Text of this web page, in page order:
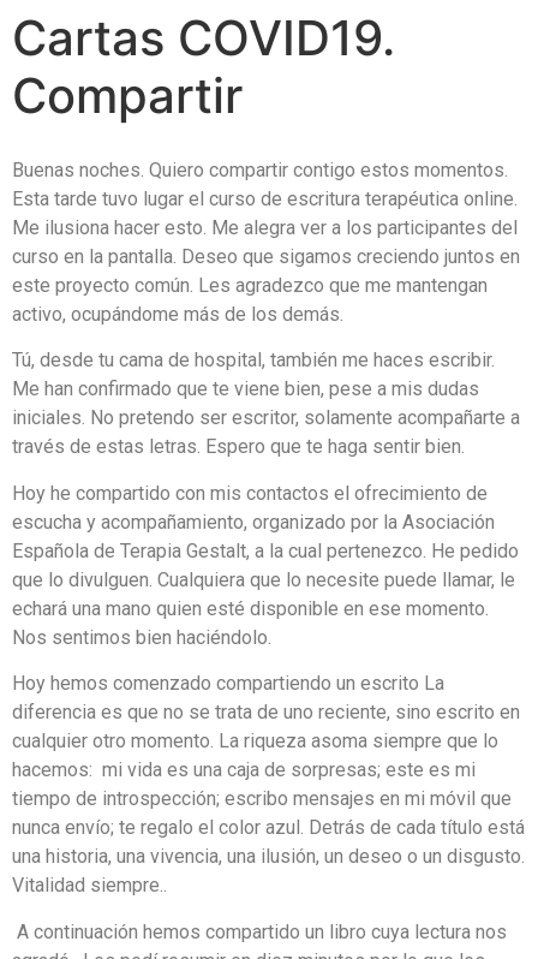
Cartas COVID19.
Compartir
Buenas noches. Quiero compartir contigo estos momentos.
Esta tarde tuvo lugar el curso de escritura terapéutica online.
Me ilusiona hacer esto. Me alegra ver a los participantes del
curso en la pantalla. Deseo que sigamos creciendo juntos en
este proyecto común. Les agradezco que me mantengan
activo, ocupándome más de los demás.
Tú, desde tu cama de hospital, también me haces escribir.
Me han confirmado que te viene bien, pese a mis dudas
iniciales. No pretendo ser escritor, solamente acompañarte a
través de estas letras. Espero que te haga sentir bien.
Hoy he compartido con mis contactos el ofrecimiento de
escucha y acompañamiento, organizado por la Asociación
Española de Terapia Gestalt, a la cual pertenezco. He pedido
que lo divulguen. Cualquiera que lo necesite puede llamar, le
echará una mano quien esté disponible en ese momento.
Nos sentimos bien haciéndolo.
Hoy hemos comenzado compartiendo un escrito La
diferencia es que no se trata de uno reciente, sino escrito en
cualquier otro momento. La riqueza asoma siempre que lo
hacemos: mi vida es una caja de sorpresas; este es mi
tiempo de introspección; escribo mensajes en mi móvil que
nunca envío; te regalo el color azul. Detrás de cada título está
una historia, una vivencia, una ilusión, un deseo o un disgusto.
Vitalidad siempre..
A continuación hemos compartido un libro cuya lectura nos